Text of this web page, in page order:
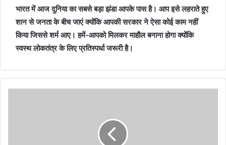
भारत में आज दुनिया का सबसे बड़ा झंडा आपके पास है। आप इसे लहराते हुए
शान से जनता के बीच जाएं क्योंकि आपकी सरकार ने ऐसा कोई काम नहीं
किया जिससे शर्म आए। हमें-आपको मिलकर माहौल बनाना होगा क्योंकि
स्वस्थ लोकतंत्र के लिए प्रतिस्पर्धा जरूरी है।